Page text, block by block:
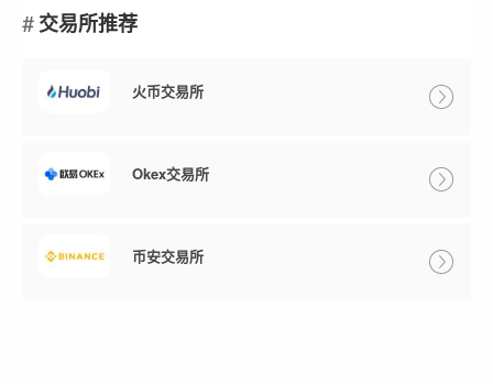
交易所推荐
火币交易所
Okex交易所
币安交易所